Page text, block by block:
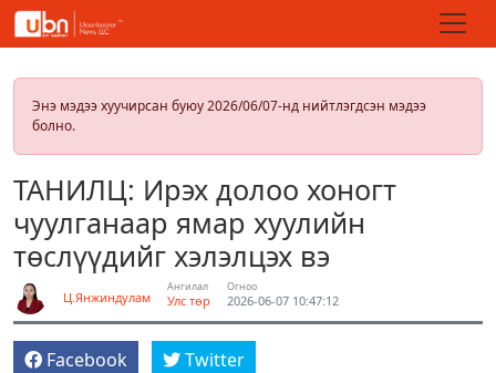
Энэ мэдээ хуучирсан буюу 2026/06/07-нд нийтлэгдсэн мэдээ
болно.
ТАНИЛЦ: Ирэх долоо хоногт
чуулганаар ямар хуулийн
төслүүдийг хэлэлцэх вэ
Ц.Янжиндулам
Ангилал
Улс төр
Огноо
2026-06-07 10:47:12
Facebook Twitter